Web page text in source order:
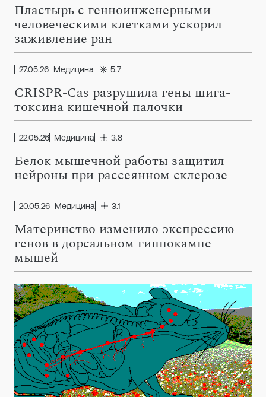
Пластырь с генноинженерными
человеческими клетками ускорил
заживление ран
27.05.26 Медицина 5.7
CRISPR-Cas разрушила гены шига-
токсина кишечной палочки
22.05.26 Медицина 3.8
Белок мышечной работы защитил
нейроны при рассеянном склерозе
20.05.26 Медицина 3.1
Материнство изменило экспрессию
генов в дорсальном гиппокампе
мышей